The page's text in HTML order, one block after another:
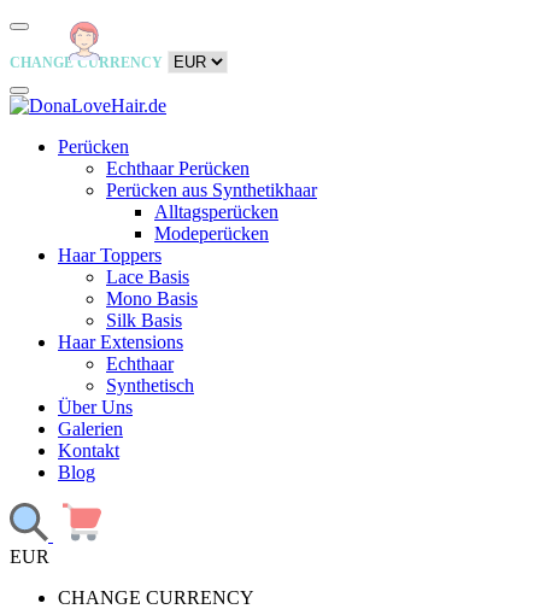
CHANGE CURRENCY
Perücken
Echthaar Perücken
Perücken aus Synthetikhaar
Alltagsperücken
Modeperücken
Haar Toppers
Lace Basis
Mono Basis
Silk Basis
Haar Extensions
Echthaar
Synthetisch
Über Uns
Galerien
Kontakt
Blog
EUR
CHANGE CURRENCY